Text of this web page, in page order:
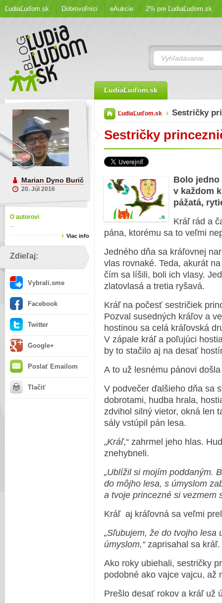
ĽudiaĽuďom.sk Dobrovoľníci eAukcie 2% pre ĽudiaĽuďom.sk
ĽudiaĽuďom.sk
Marian Dyno Burič
20. Júl 2016
O autorovi
Viac info
Zdieľaj:
Vybrali.sme
Facebook
Twitter
Google+
Poslať Emailom
Tlačiť
ĽudiaĽuďom.sk Sestričky
Sestričky
Bolo
v každom
pážatá,
Kráľ rád a
pána, ktorému sa to veľmi
Jedného dňa sa kráľovnej
vlas rovnaké. Teda, akurát
čím sa líšili, boli ich vlasy.
zlatovlasá a tretia ryšavá.
Kráľ na počesť sestričiek
Pozval susedných kráľov a
hostinou sa celá kráľovská
V zápale kráľ a poľujúci
by to stačilo aj na desať
A to už lesnému pánovi
V podvečer ďalšieho dňa sa
dobrotami, hudba hrala,
zdvihol silný vietor, okná len
sály vstúpil pán lesa.
„Kráľ,“ zahrmel jeho hlas.
znehybneli.
„Ublížil si mojím poddaným.
do môjho lesa, s úmyslom
a tvoje princezné si vezmem
Kráľ aj kráľovná sa veľmi
„Sľubujem, že do tvojho lesa
úmyslom,“zaprisahal sa kráľ.
Ako roky ubiehali, sestričky
podobné ako vajce vajcu, až
Prešlo desať rokov a kráľ už